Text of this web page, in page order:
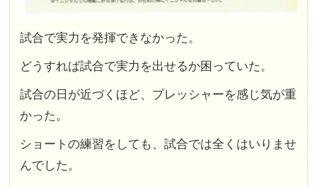
試合で実力を発揮できなかった。
どうすれば試合で実力を出せるか困っていた。
試合の日が近づくほど、プレッシャーを感じ気が重
かった。
ショートの練習をしても、試合では全くはいりませ
んでした。